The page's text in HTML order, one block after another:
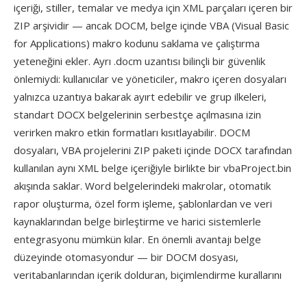
içeriği, stiller, temalar ve medya için XML parçaları içeren bir
ZIP arşividir — ancak DOCM, belge içinde VBA (Visual Basic
for Applications) makro kodunu saklama ve çalıştırma
yeteneğini ekler. Ayrı .docm uzantısı bilinçli bir güvenlik
önlemiydi: kullanıcılar ve yöneticiler, makro içeren dosyaları
yalnızca uzantıya bakarak ayırt edebilir ve grup ilkeleri,
standart DOCX belgelerinin serbestçe açılmasına izin
verirken makro etkin formatları kısıtlayabilir. DOCM
dosyaları, VBA projelerini ZIP paketi içinde DOCX tarafından
kullanılan aynı XML belge içeriğiyle birlikte bir vbaProject.bin
akışında saklar. Word belgelerindeki makrolar, otomatik
rapor oluşturma, özel form işleme, şablonlardan ve veri
kaynaklarından belge birleştirme ve harici sistemlerle
entegrasyonu mümkün kılar. En önemli avantajı belge
düzeyinde otomasyondur — bir DOCM dosyası,
veritabanlarından içerik dolduran, biçimlendirme kurallarını